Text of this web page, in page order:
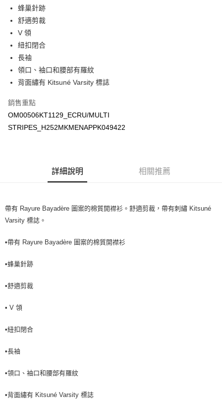
付款後7-11取貨
每筆NT$100，滿NT$3,000(含以上)免運費
宅配
每筆NT$100，滿NT$3,000(含以上)免運費
蜂巢針跡
舒適剪裁
V 領
紐扣閉合
長袖
領口、袖口和腰部有羅紋
背面繡有 Kitsuné Varsity 標誌
銷售重點
OM00506KT1129_ECRU/MULTI
STRIPES_H252MKMENAPPK049422
詳細說明 相關推薦
帶有 Rayure Bayadère 圖案的棉質開襟衫。舒適剪裁，帶有刺繡 Kitsuné
Varsity 標誌。
•帶有 Rayure Bayadère 圖案的棉質開襟衫
•蜂巢針跡
•舒適剪裁
• V 領
•紐扣閉合
•長袖
•領口、袖口和腰部有羅紋
•背面繡有 Kitsuné Varsity 標誌